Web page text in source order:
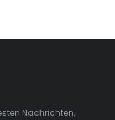
Nachrichten,